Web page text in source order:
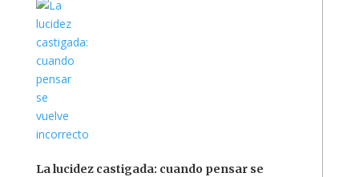
La lucidez castigada: cuando pensar se